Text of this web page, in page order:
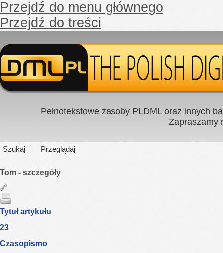
Przejdź do menu głównego
Przejdź do treści
Pełnotekstowe zasoby PLDML oraz innych
Zapraszamy
Szukaj Przeglądaj
Tom - szczegóły
Tytuł artykułu
23
Czasopismo